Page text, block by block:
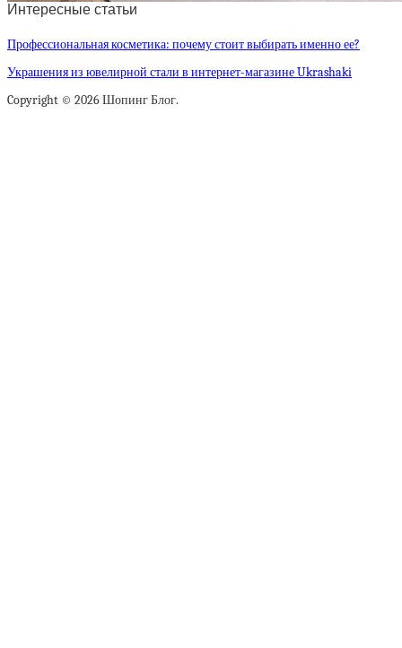
Интересные статьи
Профессиональная косметика: почему стоит выбирать именно ее?
Украшения из ювелирной стали в интернет-магазине Ukrashaki
Copyright © 2026 Шопинг Блог.